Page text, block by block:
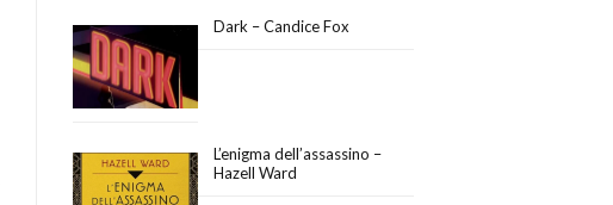
Dark – Candice Fox
L’enigma dell’assassino –
Hazell Ward